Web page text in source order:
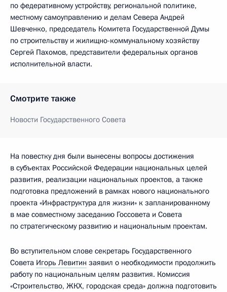
по федеративному устройству, региональной политике,
местному самоуправлению и делам Севера Андрей
Шевченко, председатель Комитета Государственной Думы
по строительству и жилищно-коммунальному хозяйству
Сергей Пахомов, представители федеральных органов
исполнительной власти.
Смотрите также
Новости Государственного Совета
На повестку дня были вынесены вопросы достижения
в субъектах Российской Федерации национальных целей
развития, реализации национальных проектов, а также
подготовка предложений в рамках нового национального
проекта «Инфраструктура для жизни» к запланированному
в мае совместному заседанию Госсовета и Совета
по стратегическому развитию и национальным проектам.
Во вступительном слове секретарь Государственного
Совета Игорь Левитин заявил о необходимости продолжить
работу по национальным целям развития. Комиссия
«Строительство, ЖКХ, городская среда» должна подготовить